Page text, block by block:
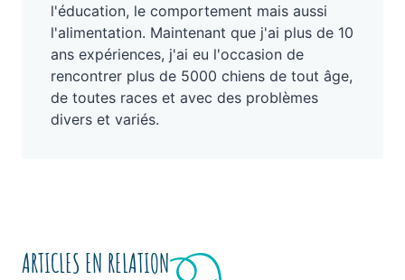
l'éducation, le comportement mais aussi
l'alimentation. Maintenant que j'ai plus de 10
ans expériences, j'ai eu l'occasion de
rencontrer plus de 5000 chiens de tout âge,
de toutes races et avec des problèmes
divers et variés.
ARTICLES EN RELATION